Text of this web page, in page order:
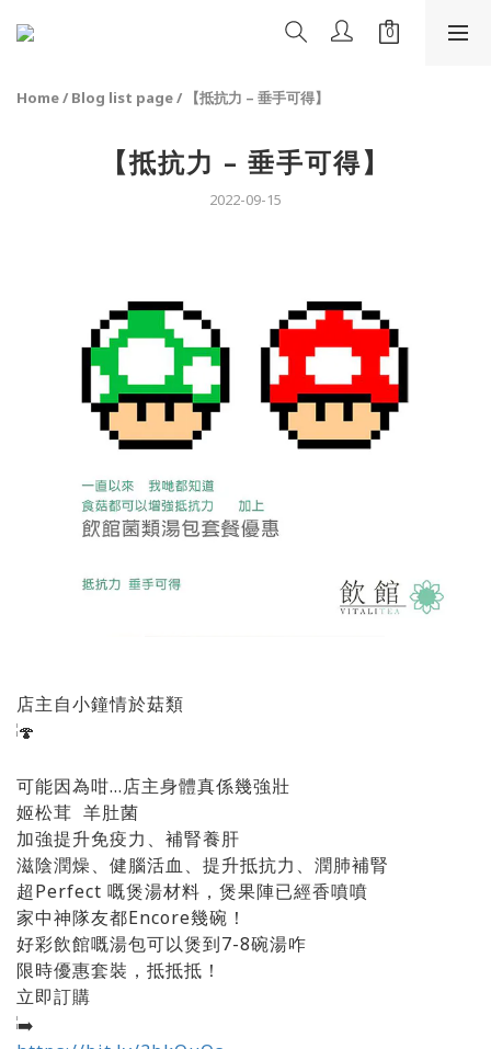
Home/ Blog list page/ 【抵抗力 – 垂手可得】
【抵抗力 – 垂手可得】
2022-09-15
店主自小鐘情於菇類
可能因為咁…店主身體真係幾強壯
姬松茸 羊肚菌
加強提升免疫力、補腎養肝
滋陰潤燥、健腦活血、提升抵抗力、潤肺補腎
超Perfect 嘅煲湯材料，煲果陣已經香噴噴
家中神隊友都Encore幾碗！
好彩飲館嘅湯包可以煲到7-8碗湯咋
限時優惠套裝，抵抵抵！
立即訂購